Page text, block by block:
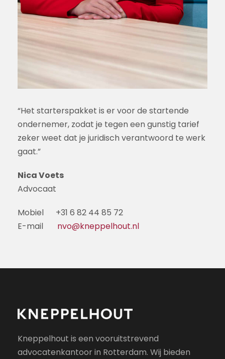
“Het starterspakket is er voor de startende
ondernemer, zodat je tegen een gunstig tarief
zeker weet dat je juridisch verantwoord te werk
gaat.”
Nica Voets
Advocaat
Mobiel +31 6 82 44 85 72
E-mail nvo@kneppelhout.nl
Kneppelhout is een vooruitstrevend
advocatenkantoor in Rotterdam. Wij bieden